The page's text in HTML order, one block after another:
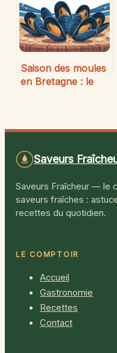
Saison des moules
en Bretagne : le
Saveurs
Saveurs Fraîcheur — le
saveurs fraîches :
recettes du quotidien.
LE COMPTOIR
Accueil
Gastronomie
Recettes
Contact